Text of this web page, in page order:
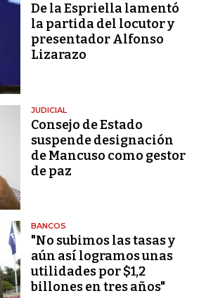
De la Espriella lamentó
la partida del locutor y
presentador Alfonso
Lizarazo
JUDICIAL
Consejo de Estado
suspende designación
de Mancuso como gestor
de paz
BANCOS
"No subimos las tasas y
aún así logramos unas
utilidades por $1,2
billones en tres años"